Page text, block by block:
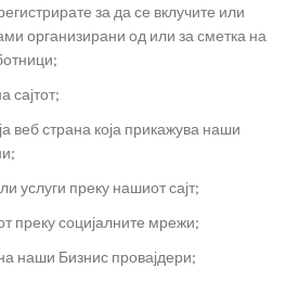
за да се вклучите или
организирани од или за сметка на
сајтот;
веб страна која прикажува наши
услуги преку нашиот сајт;
преку социјалните мрежи;
наши Бизнис провајдери;